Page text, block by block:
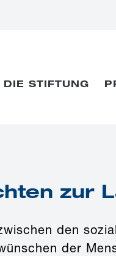
DIE STIFTUNG
zur
den
der